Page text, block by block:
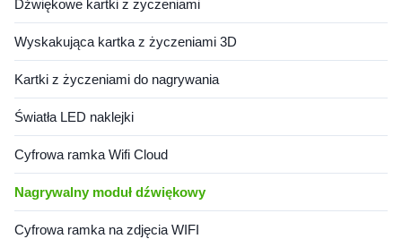
Dźwiękowe kartki z życzeniami
Wyskakująca kartka z życzeniami 3D
Kartki z życzeniami do nagrywania
Światła LED naklejki
Cyfrowa ramka Wifi Cloud
Nagrywalny moduł dźwiękowy
Cyfrowa ramka na zdjęcia WIFI